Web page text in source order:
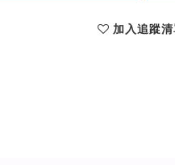
加入追蹤清